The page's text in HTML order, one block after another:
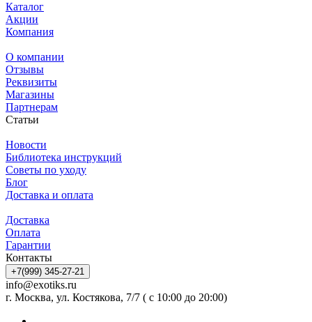
Каталог
Акции
Компания
О компании
Отзывы
Реквизиты
Магазины
Партнерам
Статьи
Новости
Библиотека инструкций
Советы по уходу
Блог
Доставка и оплата
Доставка
Оплата
Гарантии
Контакты
+7(999) 345-27-21
info@exotiks.ru
г. Москва, ул. Костякова, 7/7 ( с 10:00 до 20:00)